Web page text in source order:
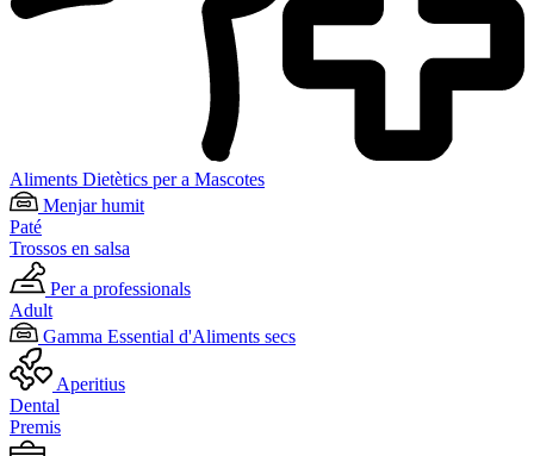
Aliments Dietètics per a Mascotes
Menjar humit
Paté
Trossos en salsa
Per a professionals
Adult
Gamma Essential d'Aliments secs
Aperitius
Dental
Premis